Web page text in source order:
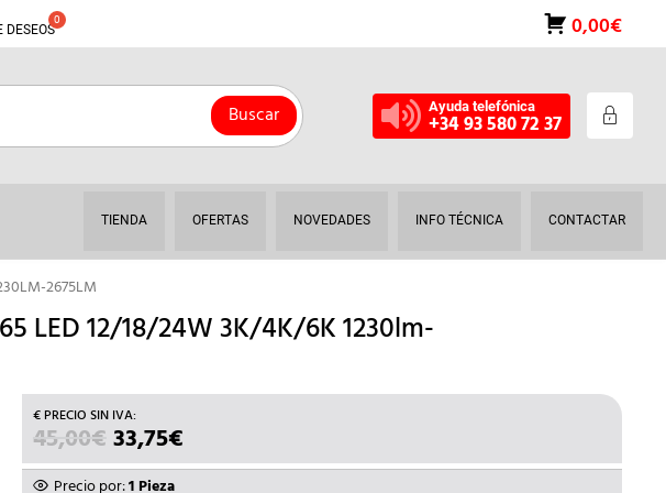
DESEOS 0,00€
Buscar Ayuda telefónica
+34 93 580 72 37
TIENDA OFERTAS NOVEDADES INFO TÉCNICA CONTACTAR
2675LM
LED 12/18/24W 3K/4K/6K 1230lm-
45,00€ EL
PRECIO
ORIGINAL
33,75€EL
PRECIO
Precio por:1 Pieza